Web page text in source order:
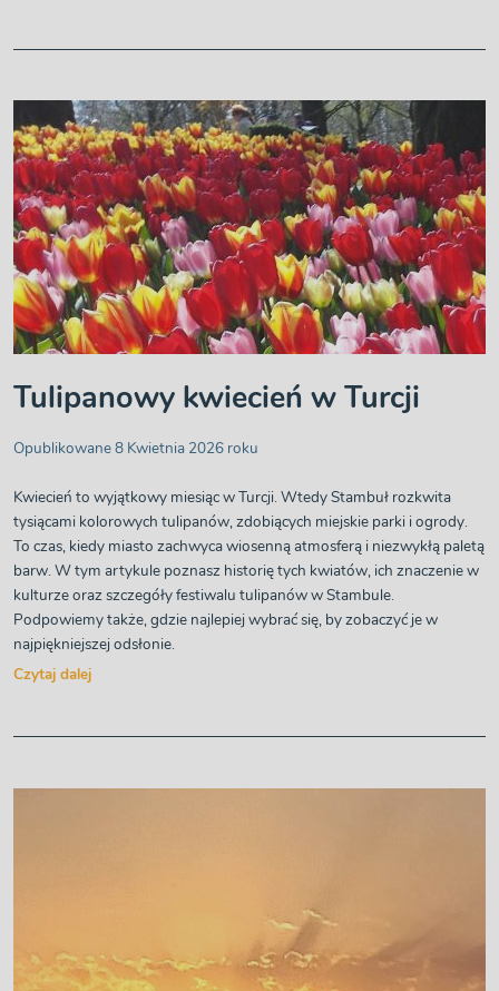
Tulipanowy kwiecień w Turcji
Opublikowane 8 Kwietnia 2026 roku
Kwiecień to wyjątkowy miesiąc w Turcji. Wtedy Stambuł rozkwita
tysiącami kolorowych tulipanów, zdobiących miejskie parki i ogrody.
To czas, kiedy miasto zachwyca wiosenną atmosferą i niezwykłą paletą
barw. W tym artykule poznasz historię tych kwiatów, ich znaczenie w
kulturze oraz szczegóły festiwalu tulipanów w Stambule.
Podpowiemy także, gdzie najlepiej wybrać się, by zobaczyć je w
najpiękniejszej odsłonie.
Czytaj dalej